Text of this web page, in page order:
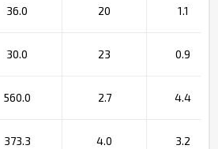
36.0 20 1.1
30.0 23 0.9
560.0 2.7 4.4
373.3 4.0 3.2